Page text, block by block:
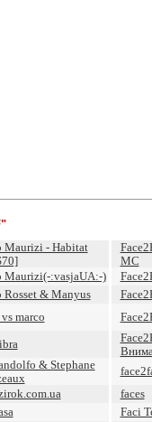
Maurizi - Habitat
MC
Maurizi(-:vasjaUA:-)
Rosset & Manyus
marco
& Stephane
faces
Faci